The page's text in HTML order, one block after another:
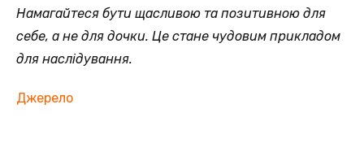
Намагайтеся бути щасливою та позитивною для
себе, а не для дочки. Це стане чудовим прикладом
для наслідування.
Джерело